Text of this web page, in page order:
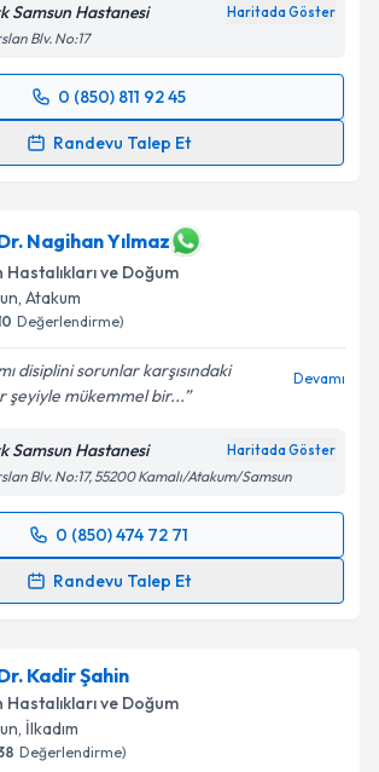
Samsun Hastanesi Haritada Göster
Blv. No:17
0 (850) 811 92 45
Randevu Talep Et
Takvimi Talebi
hazırlandığında e-posta ile
okudum ve kişisel verilerimin belirtilen
işlenmesini kabul ediyorum.
Takvim Talebini Gönder
Nagihan Yılmaz
Hastalıkları ve Doğum
, Atakum
Değerlendirme)
disiplini sorunlar karşısındaki
şeyiyle mükemmel bir...
Devamı
Samsun Hastanesi Haritada Göster
Blv. No:17, 55200 Kamalı/Atakum/Samsun
0 (850) 474 72 71
Randevu Talep Et
Takvimi Talebi
e-posta ile bilgilendireceğiz.
Kadir Şahin
Hastalıkları ve Doğum
, İlkadım
Değerlendirme)